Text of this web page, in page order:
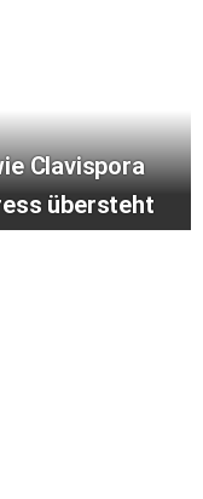
Clavispora
übersteht